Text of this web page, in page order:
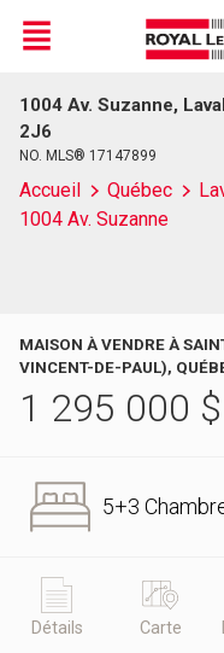
Live
En Direct
Menu
1004 Av. Suzanne,
2J6
NO. MLS® 17147899
Accueil Québec
1004 Av. Suzanne
MAISON À VENDRE À
VINCENT-DE-PAUL),
1 295 000 $
5+3
Détails Carte